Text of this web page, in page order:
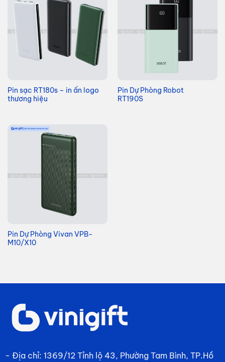
Pin sạc RT180s – in ấn logo
thương hiệu
Pin Dự Phòng Robot
RT190S
Pin Dự Phòng Vivan VPB-
M10/X10
- Địa chỉ: 1369/12 Tỉnh lộ 43, Phường Tam Bình, TP.Hồ